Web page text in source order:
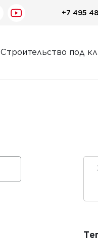
+7 495
Строительство под